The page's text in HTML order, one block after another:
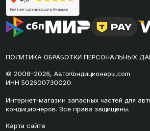
ПОЛИТИКА ОБРАБОТКИ ПЕРСОНАЛЬНЫХ
© 2008–2026, АвтоКондиционеры.com
ИНН 502600730020
Интернет-магазин запасных частей для
кондиционеров. Все права защищены.
Карта сайта